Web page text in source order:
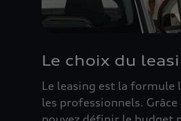
Le choix du
Le leasing est la formule
les professionnels.